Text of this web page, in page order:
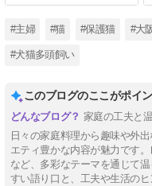
#主婦 #猫 #保護猫 #大
#犬猫多頭飼い
このブログのここがポイ
家庭の工夫と
日々の家庭料理から趣味や外
エティ豊かな内容が魅力です
など、多彩なテーマを通じて
すい語り口と、工夫や生活の